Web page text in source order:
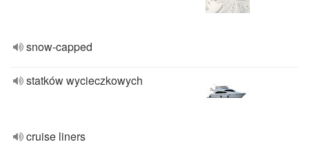
snow-capped
statków wycieczkowych
cruise liners